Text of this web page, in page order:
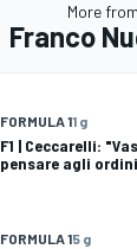
More from
Franco
FORMULA 11 g
F1 | Ceccarelli:
pensare agli
FORMULA 15 g